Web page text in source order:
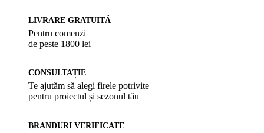
LIVRARE GRATUITĂ
Pentru comenzi
de peste 1800 lei
CONSULTAȚIE
Te ajutăm să alegi firele potrivite
pentru proiectul și sezonul tău
BRANDURI VERIFICATE